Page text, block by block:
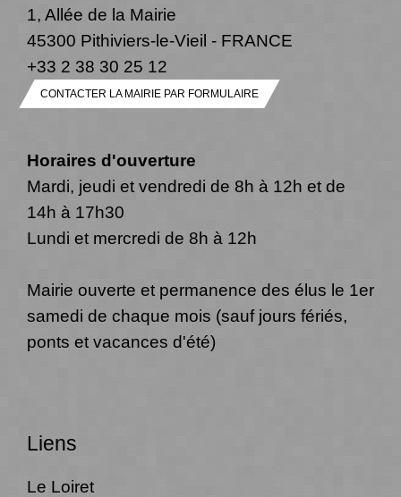
1, Allée de la Mairie
45300 Pithiviers-le-Vieil - FRANCE
+33 2 38 30 25 12
CONTACTER LA MAIRIE PAR FORMULAIRE
Horaires d'ouverture
Mardi, jeudi et vendredi de 8h à 12h et de
14h à 17h30
Lundi et mercredi de 8h à 12h
Mairie ouverte et permanence des élus le 1er
samedi de chaque mois (sauf jours fériés,
ponts et vacances d'été)
Liens
Le Loiret